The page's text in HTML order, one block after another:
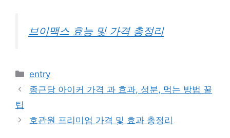
브이맥스 효능 및 가격 총정리
카
테
고
entry
종근당 아이커 가격 과 효과, 성분, 먹는 방법 꿀
팁
호관원 프리미엄 가격 및 효과 총정리